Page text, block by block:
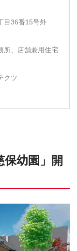
目36番15号外
、店舗兼用住宅
クツ
保幼園」開